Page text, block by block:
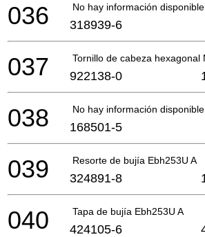
No hay información
036 318939-6
Tornillo de cabeza hexagonal
037 922138-0
No hay información
038 168501-5
Resorte de bujía Ebh253U A
039 324891-8
Tapa de bujía Ebh253U A
040 424105-6